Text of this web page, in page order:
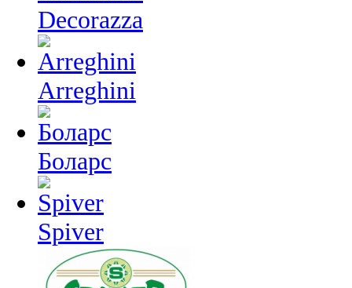
Decorazza
Arreghini
Боларс
Spiver